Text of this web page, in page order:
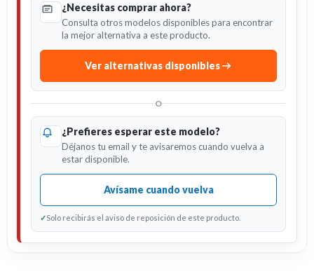
¿Necesitas comprar ahora?
Consulta otros modelos disponibles para encontrar
la mejor alternativa a este producto.
Ver alternativas disponibles
O
¿Prefieres esperar este modelo?
Déjanos tu email y te avisaremos cuando vuelva a
estar disponible.
Avísame cuando vuelva
✓Solo recibirás el aviso de reposición de este producto.